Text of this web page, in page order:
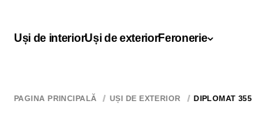
Uși de interiorUși de exteriorFeronerie
PAGINA PRINCIPALĂ UȘI DE EXTERIOR DIPLOMAT 355